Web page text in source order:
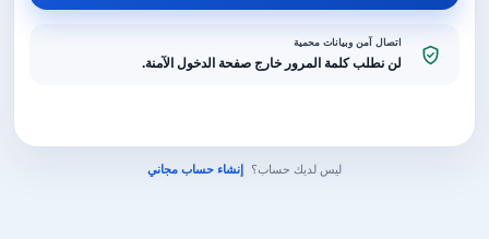
اتصال آمن وبيانات محمية
لن نطلب كلمة المرور خارج صفحة الدخول الآمنة.
ليس لديك حساب؟ إنشاء حساب مجاني